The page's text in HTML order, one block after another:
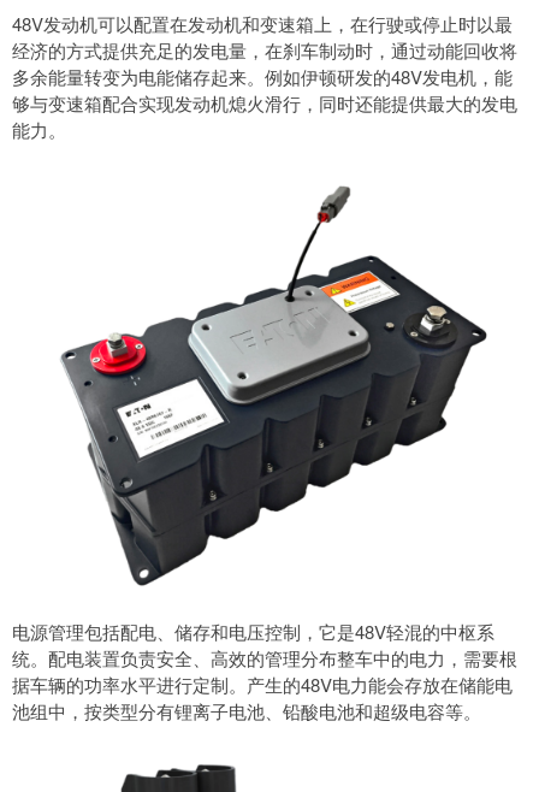
48V发动机可以配置在发动机和变速箱上，在行驶或停止时以最
经济的方式提供充足的发电量，在刹车制动时，通过动能回收将
多余能量转变为电能储存起来。例如伊顿研发的48V发电机，能
够与变速箱配合实现发动机熄火滑行，同时还能提供最大的发电
能力。
电源管理包括配电、储存和电压控制，它是48V轻混的中枢系
统。配电装置负责安全、高效的管理分布整车中的电力，需要根
据车辆的功率水平进行定制。产生的48V电力能会存放在储能电
池组中，按类型分有锂离子电池、铅酸电池和超级电容等。